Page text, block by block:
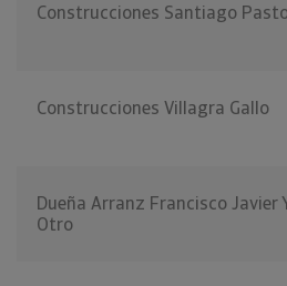
Construcciones Santiago
Construcciones Villagra Gallo
Dueña Arranz Francisco Javier
Otro